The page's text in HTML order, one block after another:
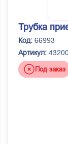
Трубка
Код: 66993
Артикул:
Под заказ